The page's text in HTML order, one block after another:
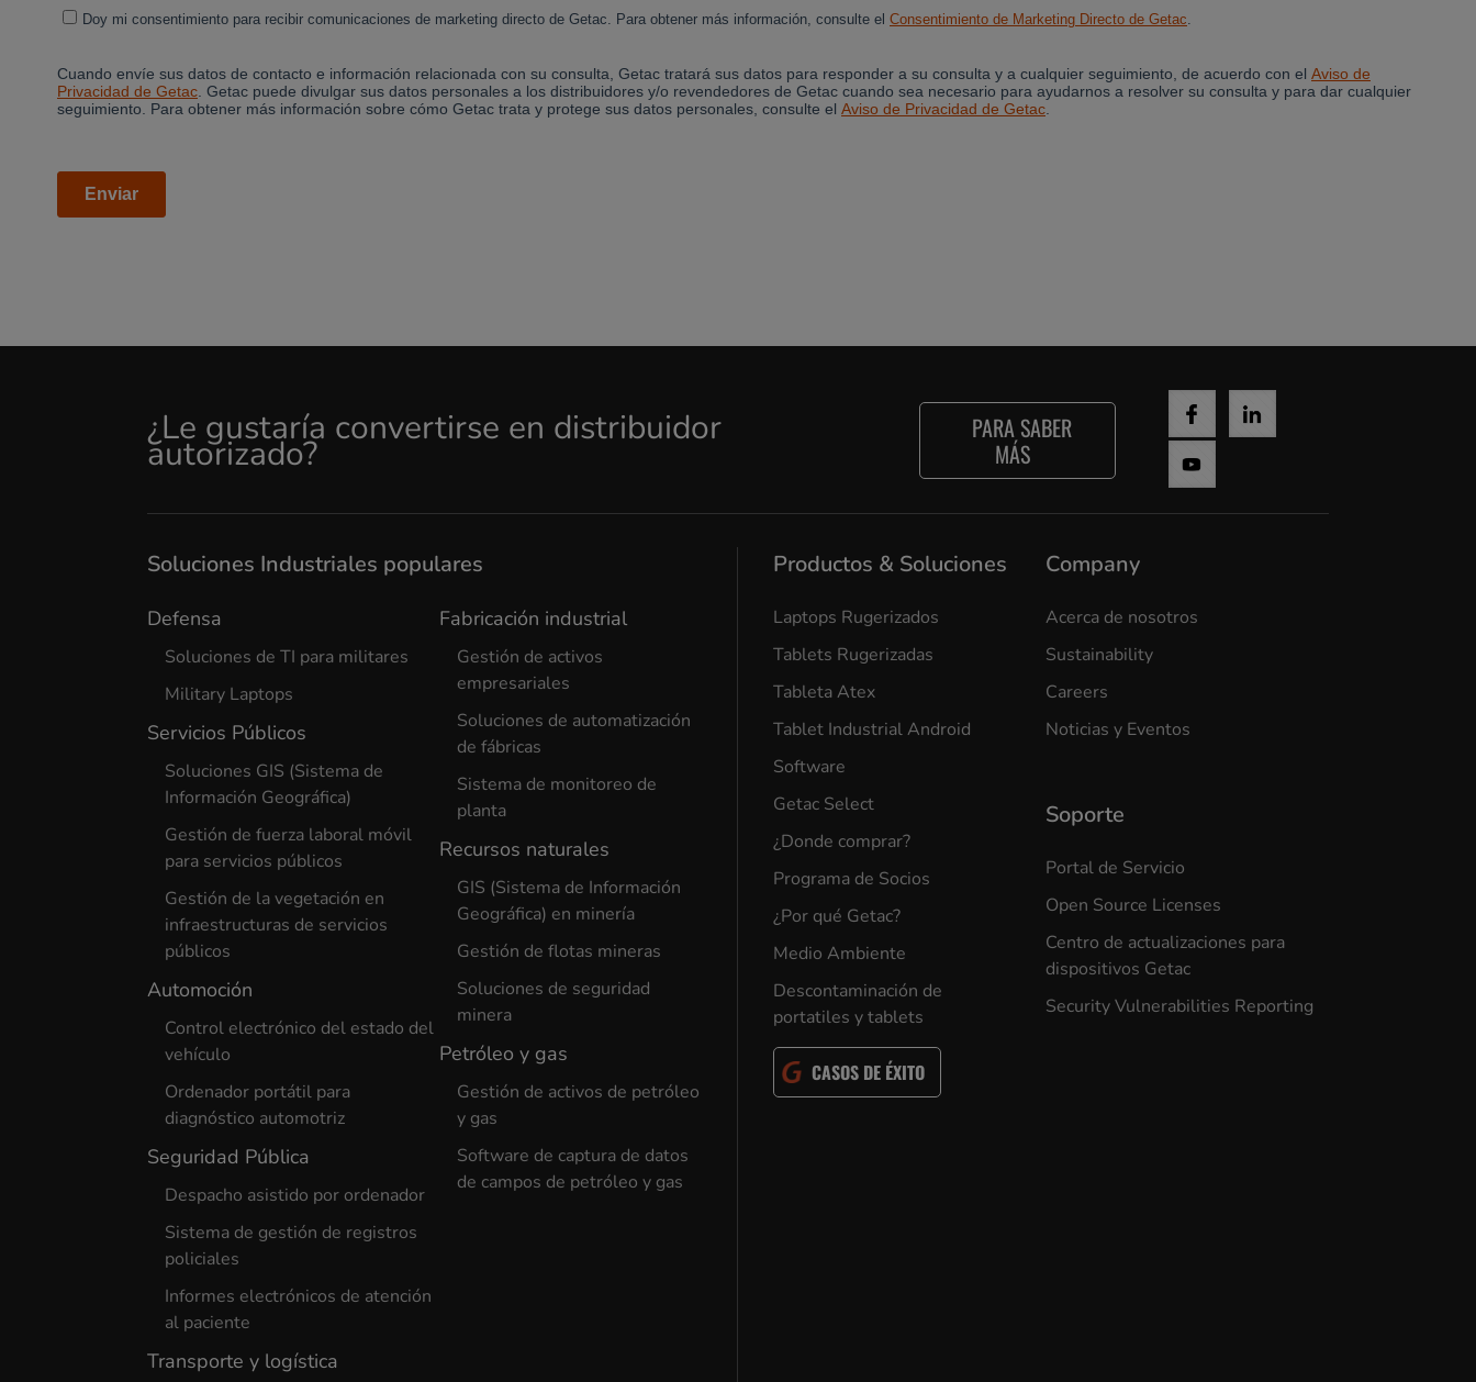
¿Le gustaría convertirse en distribuidor
autorizado?
PARA SABER
MÁS
Soluciones Industriales populares
Defensa
Soluciones de TI para militares
Military Laptops
Servicios Públicos
Soluciones GIS (Sistema de
Información Geográfica)
Gestión de fuerza laboral móvil
para servicios públicos
Gestión de la vegetación en
infraestructuras de servicios
públicos
Automoción
Control electrónico del estado del
vehículo
Ordenador portátil para
diagnóstico automotriz
Seguridad Pública
Despacho asistido por ordenador
Sistema de gestión de registros
policiales
Informes electrónicos de atención
al paciente
Transporte y logística
Fabricación industrial
Gestión de activos
empresariales
Soluciones de automatización
de fábricas
Sistema de monitoreo de
planta
Recursos naturales
GIS (Sistema de Información
Geográfica) en minería
Gestión de flotas mineras
Soluciones de seguridad
minera
Petróleo y gas
Gestión de activos de petróleo
y gas
Software de captura de datos
de campos de petróleo y gas
Productos & Soluciones
Laptops Rugerizados
Tablets Rugerizadas
Tableta Atex
Tablet Industrial Android
Software
Getac Select
¿Donde comprar?
Programa de Socios
¿Por qué Getac?
Medio Ambiente
Descontaminación de
portatiles y tablets
CASOS DE ÉXITO
Company
Acerca de nosotros
Sustainability
Careers
Noticias y Eventos
Soporte
Portal de Servicio
Open Source Licenses
Centro de actualizaciones para
dispositivos Getac
Security Vulnerabilities Reporting